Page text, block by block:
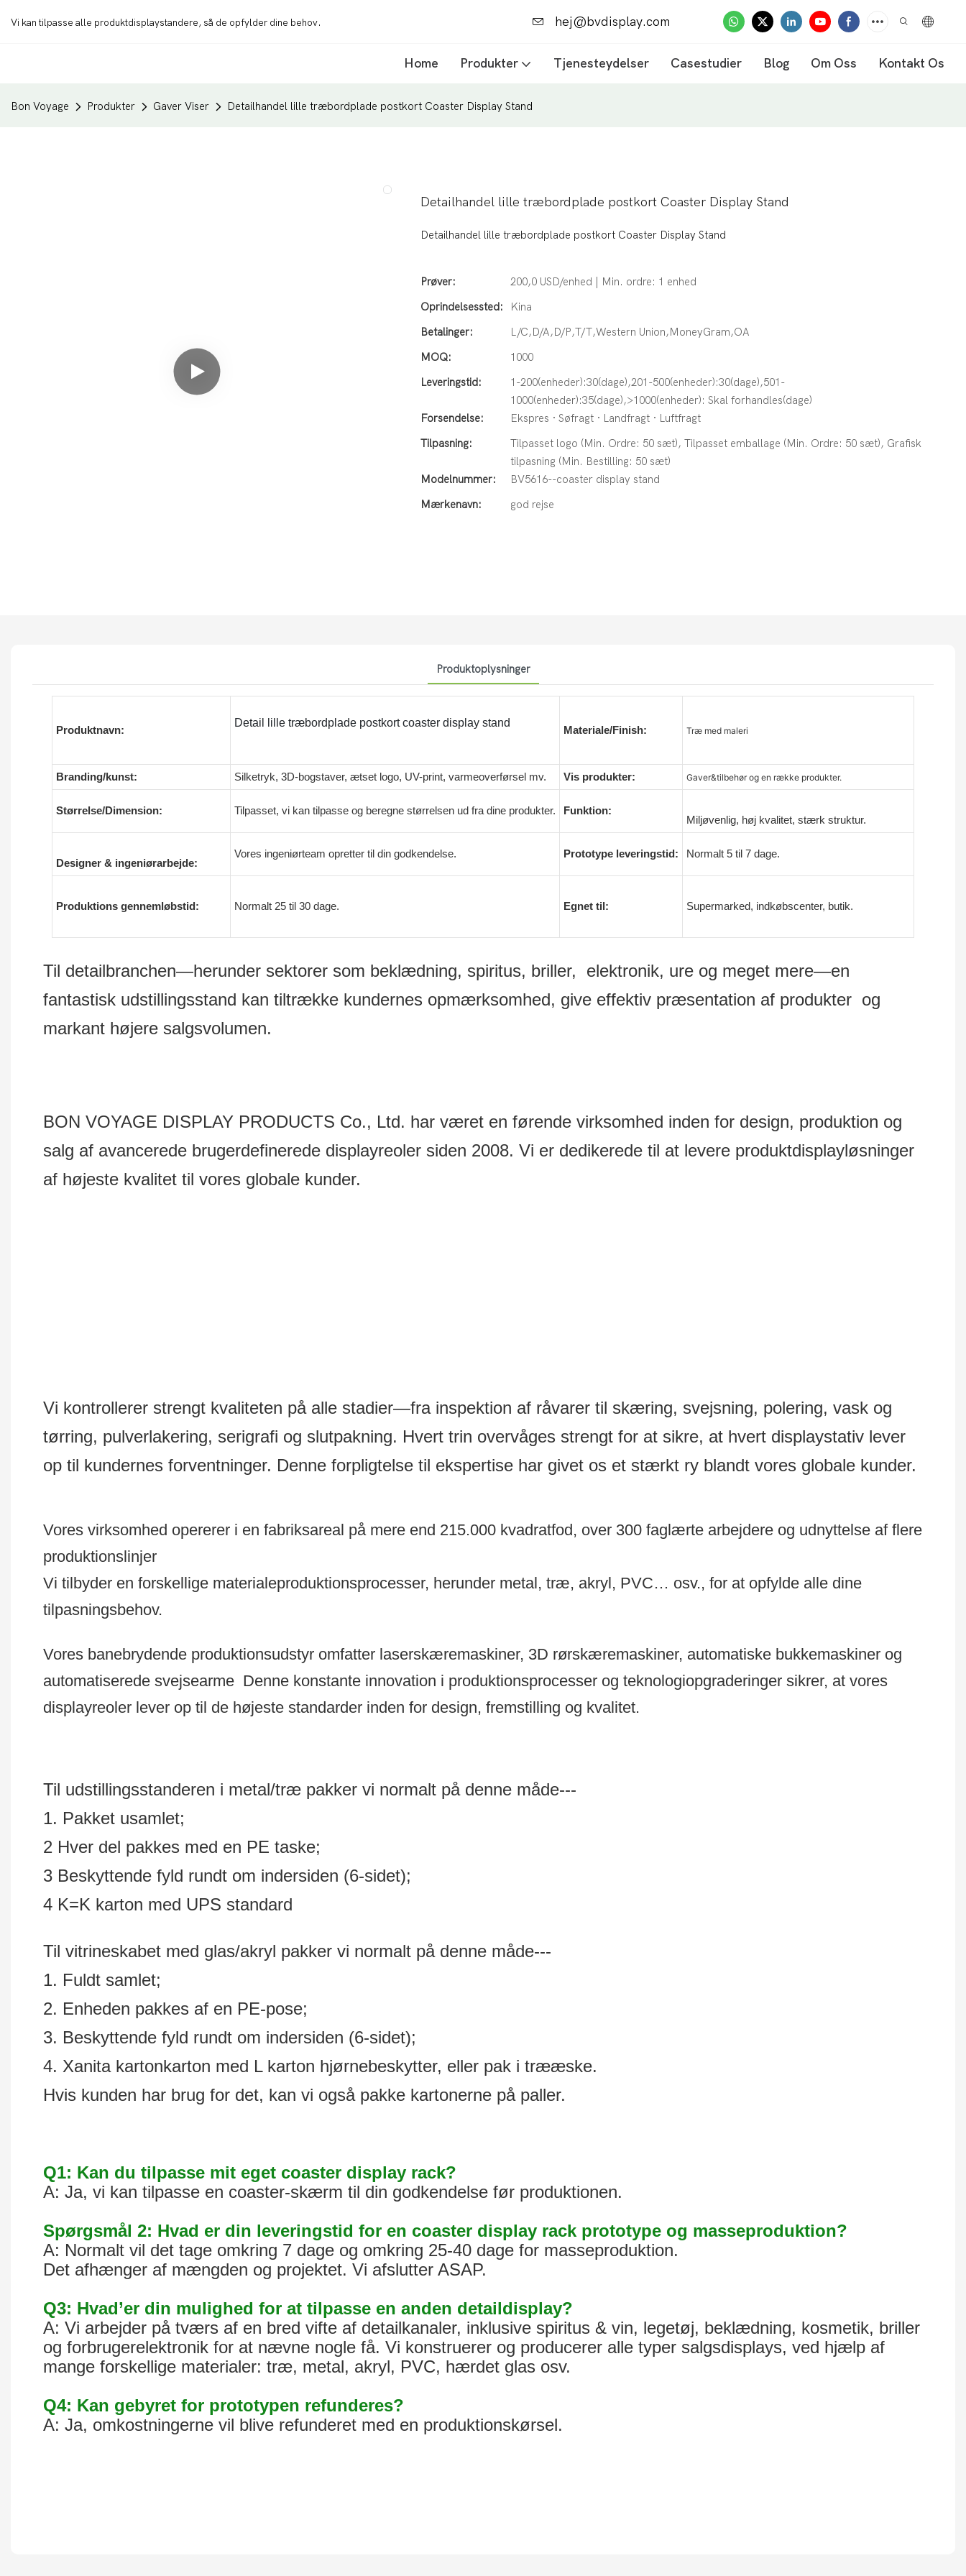
Vi kan tilpasse alle produktdisplaystandere, så de opfylder dine behov. hej@bvdisplay.com
Home Produkter Tjenesteydelser Casestudier Blog Om Oss Kontakt Os
Bon Voyage Produkter Gaver Viser Detailhandel lille træbordplade postkort Coaster Display Stand
Detailhandel lille træbordplade postkort Coaster Display Stand
Detailhandel lille træbordplade postkort Coaster Display Stand
Prøver:
200,0 USD/enhed | Min. ordre: 1 enhed
Oprindelsessted:
Kina
Betalinger:
L/C,D/A,D/P,T/T,Western Union,MoneyGram,OA
MOQ:
1000
Leveringstid:
1-200(enheder):30(dage),201-500(enheder):30(dage),501-
1000(enheder):35(dage),>1000(enheder): Skal forhandles(dage)
Forsendelse:
Ekspres · Søfragt · Landfragt · Luftfragt
Tilpasning:
Tilpasset logo (Min. Ordre: 50 sæt), Tilpasset emballage (Min. Ordre: 50 sæt), Grafisk
tilpasning (Min. Bestilling: 50 sæt)
Modelnummer:
BV5616--coaster display stand
Mærkenavn:
god rejse
Produktoplysninger
Produktnavn:
Detail lille træbordplade postkort coaster display stand
Materiale/Finish: Træ med maleri
Branding/kunst: Silketryk, 3D-bogstaver, ætset logo, UV-print, varmeoverførsel mv. Vis produkter: Gaver&tilbehør og en række produkter.
Størrelse/Dimension: Tilpasset, vi kan tilpasse og beregne størrelsen ud fra dine produkter. Funktion:
Miljøvenlig, høj kvalitet, stærk struktur.
Designer & ingeniørarbejde:
Vores ingeniørteam opretter til din godkendelse. Prototype leveringstid: Normalt 5 til 7 dage.
Produktions gennemløbstid: Normalt 25 til 30 dage. Egnet til: Supermarked, indkøbscenter, butik.
Til detailbranchen—herunder sektorer som beklædning, spiritus, briller, elektronik, ure og meget mere—en
fantastisk udstillingsstand kan tiltrække kundernes opmærksomhed, give effektiv præsentation af produkter og
markant højere salgsvolumen.
BON VOYAGE DISPLAY PRODUCTS Co., Ltd. har været en førende virksomhed inden for design, produktion og
salg af avancerede brugerdefinerede displayreoler siden 2008. Vi er dedikerede til at levere produktdisplayløsninger
af højeste kvalitet til vores globale kunder.
Vi kontrollerer strengt kvaliteten på alle stadier—fra inspektion af råvarer til skæring, svejsning, polering, vask og
tørring, pulverlakering, serigrafi og slutpakning. Hvert trin overvåges strengt for at sikre, at hvert displaystativ lever
op til kundernes forventninger. Denne forpligtelse til ekspertise har givet os et stærkt ry blandt vores globale kunder.
Vores virksomhed opererer i en fabriksareal på mere end 215.000 kvadratfod, over 300 faglærte arbejdere og udnyttelse af flere
produktionslinjer
Vi tilbyder en forskellige materialeproduktionsprocesser, herunder metal, træ, akryl, PVC… osv., for at opfylde alle dine
tilpasningsbehov.
Vores banebrydende produktionsudstyr omfatter laserskæremaskiner, 3D rørskæremaskiner, automatiske bukkemaskiner og
automatiserede svejsearme Denne konstante innovation i produktionsprocesser og teknologiopgraderinger sikrer, at vores
displayreoler lever op til de højeste standarder inden for design, fremstilling og kvalitet.
Til udstillingsstanderen i metal/træ pakker vi normalt på denne måde---
1. Pakket usamlet;
2 Hver del pakkes med en PE taske;
3 Beskyttende fyld rundt om indersiden (6-sidet);
4 K=K karton med UPS standard
Til vitrineskabet med glas/akryl pakker vi normalt på denne måde---
1. Fuldt samlet;
2. Enheden pakkes af en PE-pose;
3. Beskyttende fyld rundt om indersiden (6-sidet);
4. Xanita kartonkarton med L karton hjørnebeskytter, eller pak i trææske.
Hvis kunden har brug for det, kan vi også pakke kartonerne på paller.
Q1: Kan du tilpasse mit eget coaster display rack?
A: Ja, vi kan tilpasse en coaster-skærm til din godkendelse før produktionen.
Spørgsmål 2: Hvad er din leveringstid for en coaster display rack prototype og masseproduktion?
A: Normalt vil det tage omkring 7 dage og omkring 25-40 dage for masseproduktion.
Det afhænger af mængden og projektet. Vi afslutter ASAP.
Q3: Hvad’er din mulighed for at tilpasse en anden detaildisplay?
A: Vi arbejder på tværs af en bred vifte af detailkanaler, inklusive spiritus & vin, legetøj, beklædning, kosmetik, briller
og forbrugerelektronik for at nævne nogle få. Vi konstruerer og producerer alle typer salgsdisplays, ved hjælp af
mange forskellige materialer: træ, metal, akryl, PVC, hærdet glas osv.
Q4: Kan gebyret for prototypen refunderes?
A: Ja, omkostningerne vil blive refunderet med en produktionskørsel.